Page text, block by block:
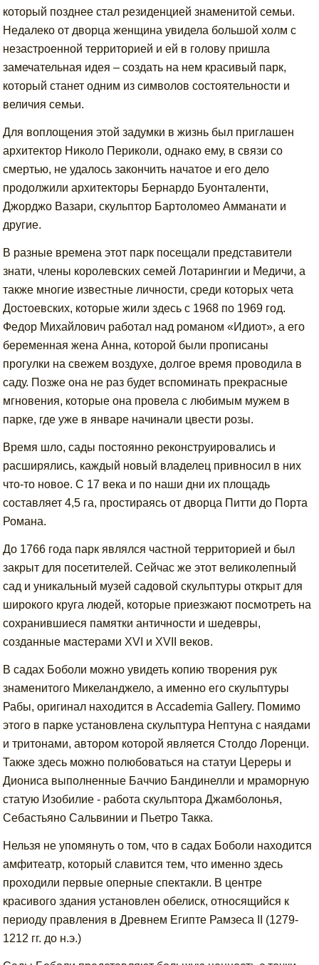
который позднее стал резиденцией знаменитой семьи.
Недалеко от дворца женщина увидела большой холм с
незастроенной территорией и ей в голову пришла
замечательная идея – создать на нем красивый парк,
который станет одним из символов состоятельности и
величия семьи.
Для воплощения этой задумки в жизнь был приглашен
архитектор Николо Периколи, однако ему, в связи со
смертью, не удалось закончить начатое и его дело
продолжили архитекторы Бернардо Буонталенти,
Джорджо Вазари, скульптор Бартоломео Амманати и
другие.
В разные времена этот парк посещали представители
знати, члены королевских семей Лотарингии и Медичи, а
также многие известные личности, среди которых чета
Достоевских, которые жили здесь с 1968 по 1969 год.
Федор Михайлович работал над романом «Идиот», а его
беременная жена Анна, которой были прописаны
прогулки на свежем воздухе, долгое время проводила в
саду. Позже она не раз будет вспоминать прекрасные
мгновения, которые она провела с любимым мужем в
парке, где уже в январе начинали цвести розы.
Время шло, сады постоянно реконструировались и
расширялись, каждый новый владелец привносил в них
что-то новое. С 17 века и по наши дни их площадь
составляет 4,5 га, простираясь от дворца Питти до Порта
Романа.
До 1766 года парк являлся частной территорией и был
закрыт для посетителей. Сейчас же этот великолепный
сад и уникальный музей садовой скульптуры открыт для
широкого круга людей, которые приезжают посмотреть на
сохранившиеся памятки античности и шедевры,
созданные мастерами XVI и XVII веков.
В садах Боболи можно увидеть копию творения рук
знаменитого Микеланджело, а именно его скульптуры
Рабы, оригинал находится в Accademia Gallery. Помимо
этого в парке установлена скульптура Нептуна с наядами
и тритонами, автором которой является Столдо Лоренци.
Также здесь можно полюбоваться на статуи Цереры и
Диониса выполненные Баччио Бандинелли и мраморную
статую Изобилие - работа скульптора Джамболонья,
Себастьяно Сальвинии и Пьетро Такка.
Нельзя не упомянуть о том, что в садах Боболи находится
амфитеатр, который славится тем, что именно здесь
проходили первые оперные спектакли. В центре
красивого здания установлен обелиск, относящийся к
периоду правления в Древнем Египте Рамзеса II (1279-
1212 гг. до н.э.)